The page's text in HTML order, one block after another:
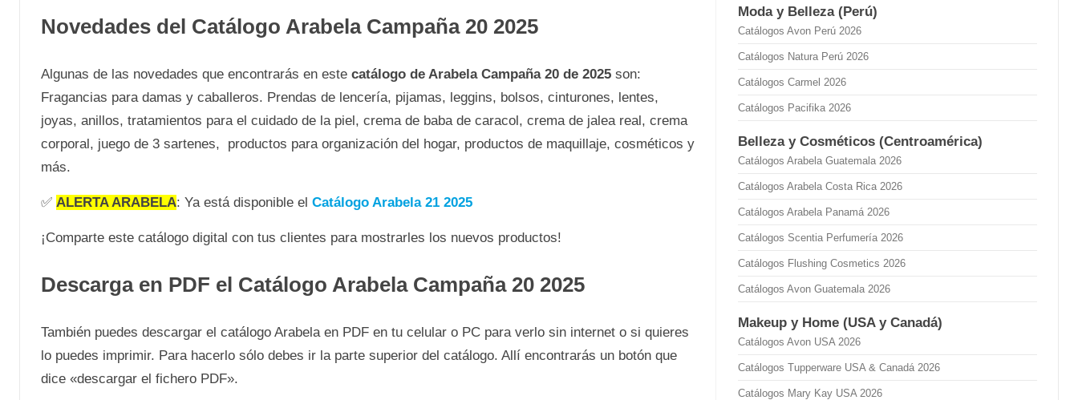
Novedades del Catálogo Arabela Campaña 20 2025
Algunas de las novedades que encontrarás en este catálogo de Arabela Campaña 20 de 2025son:
Fragancias para damas y caballeros. Prendas de lencería, pijamas, leggins, bolsos, cinturones, lentes,
joyas, anillos, tratamientos para el cuidado de la piel, crema de baba de caracol, crema de jalea real, crema
corporal, juego de 3 sartenes, productos para organización del hogar, productos de maquillaje, cosméticos y
más.
✅ ALERTA ARABELA: Ya está disponible el Catálogo Arabela 21 2025
¡Comparte este catálogo digital con tus clientes para mostrarles los nuevos productos!
Descarga en PDF el Catálogo Arabela Campaña 20 2025
También puedes descargar el catálogo Arabela en PDF en tu celular o PC para verlo sin internet o si quieres
lo puedes imprimir. Para hacerlo sólo debes ir la parte superior del catálogo. Allí encontrarás un botón que
dice «descargar el fichero PDF».
Moda y Belleza (Perú)
Catálogos Avon Perú 2026
Catálogos Natura Perú 2026
Catálogos Carmel 2026
Catálogos Pacifika 2026
Belleza y Cosméticos (Centroamérica)
Catálogos Arabela Guatemala 2026
Catálogos Arabela Costa Rica 2026
Catálogos Arabela Panamá 2026
Catálogos Scentia Perfumería 2026
Catálogos Flushing Cosmetics 2026
Catálogos Avon Guatemala 2026
Makeup y Home (USA y Canadá)
Catálogos Avon USA 2026
Catálogos Tupperware USA & Canadá 2026
Catálogos Mary Kay USA 2026